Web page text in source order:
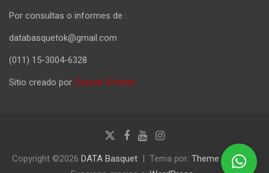
Por consultas o informes de :
databasquetok@gmail.com
(011) 15-3004-6328
Sitio creado por Gastón Schafer
Copyright ©2026 DATA Basquet Tema por: Theme Horse